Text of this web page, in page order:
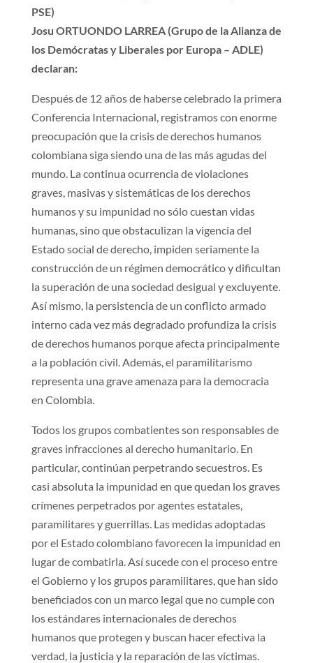
PSE)
Josu ORTUONDO LARREA (Grupo de la Alianza de
los Demócratas y Liberales por Europa – ADLE)
declaran:
Después de 12 años de haberse celebrado la primera
Conferencia Internacional, registramos con enorme
preocupación que la crisis de derechos humanos
colombiana siga siendo una de las más agudas del
mundo. La continua ocurrencia de violaciones
graves, masivas y sistemáticas de los derechos
humanos y su impunidad no sólo cuestan vidas
humanas, sino que obstaculizan la vigencia del
Estado social de derecho, impiden seriamente la
construcción de un régimen democrático y dificultan
la superación de una sociedad desigual y excluyente.
Así mismo, la persistencia de un conflicto armado
interno cada vez más degradado profundiza la crisis
de derechos humanos porque afecta principalmente
a la población civil. Además, el paramilitarismo
representa una grave amenaza para la democracia
en Colombia.
Todos los grupos combatientes son responsables de
graves infracciones al derecho humanitario. En
particular, continúan perpetrando secuestros. Es
casi absoluta la impunidad en que quedan los graves
crímenes perpetrados por agentes estatales,
paramilitares y guerrillas. Las medidas adoptadas
por el Estado colombiano favorecen la impunidad en
lugar de combatirla. Así sucede con el proceso entre
el Gobierno y los grupos paramilitares, que han sido
beneficiados con un marco legal que no cumple con
los estándares internacionales de derechos
humanos que protegen y buscan hacer efectiva la
verdad, la justicia y la reparación de las víctimas.